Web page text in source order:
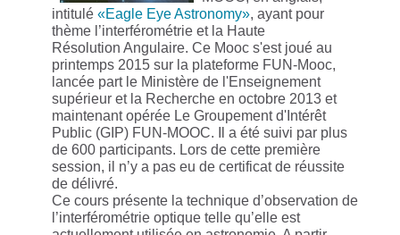
intitulé «Eagle Eye Astronomy», ayant pour
thème l’interférométrie et la Haute
Résolution Angulaire. Ce Mooc s'est joué au
printemps 2015 sur la plateforme FUN-Mooc,
lancée part le Ministère de l'Enseignement
supérieur et la Recherche en octobre 2013 et
maintenant opérée Le Groupement d'Intérêt
Public (GIP) FUN-MOOC. Il a été suivi par plus
de 600 participants. Lors de cette première
session, il n’y a pas eu de certificat de réussite
de délivré.
Ce cours présente la technique d’observation de
l’interférométrie optique telle qu’elle est